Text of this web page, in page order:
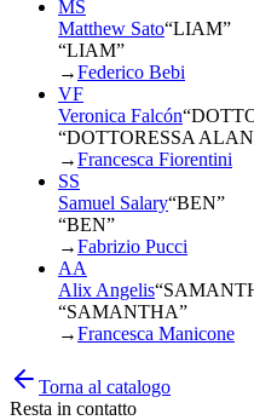
MS
Matthew Sato“LIAM”
“LIAM”
→Federico Bebi
VF
Veronica Falcón“
“DOTTORESSA
→Francesca Fiorentini
SS
Samuel Salary“BEN”
“BEN”
→Fabrizio Pucci
AA
Alix Angelis“
“SAMANTHA”
→Francesca Manicone
Torna al catalogo
Resta in contatto